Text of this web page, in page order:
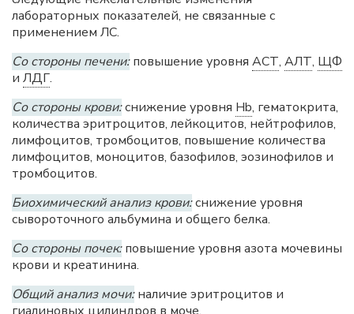
лабораторных показателей, не связанные с
применением ЛС.
Со стороны печени:повышение уровня АСТ, АЛТ, ЩФ
и ЛДГ.
Со стороны крови:снижение уровня Hb, гематокрита,
количества эритроцитов, лейкоцитов, нейтрофилов,
лимфоцитов, тромбоцитов, повышение количества
лимфоцитов, моноцитов, базофилов, эозинофилов и
тромбоцитов.
Биохимический анализ крови:снижение уровня
сывороточного альбумина и общего белка.
Со стороны почек:повышение уровня азота мочевины
крови и креатинина.
Общий анализ мочи:наличие эритроцитов и